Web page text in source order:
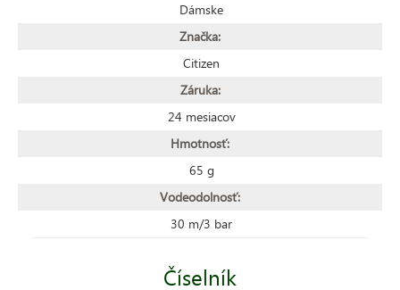
Dámske
Značka:
Citizen
Záruka:
24 mesiacov
Hmotnosť:
65 g
Vodeodolnosť:
30 m/3 bar
Číselník